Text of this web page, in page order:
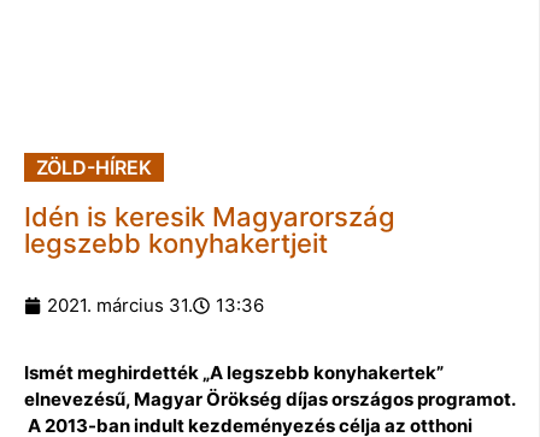
ZÖLD-HÍREK
Idén is keresik Magyarország
legszebb konyhakertjeit
2021. március 31. 13:36
Ismét meghirdették „A legszebb konyhakertek”
elnevezésű, Magyar Örökség díjas országos programot.
A 2013-ban indult kezdeményezés célja az otthoni